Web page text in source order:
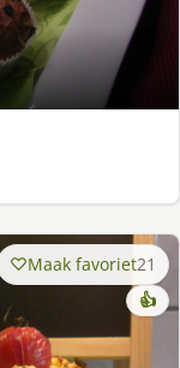
Maak favoriet21
👍